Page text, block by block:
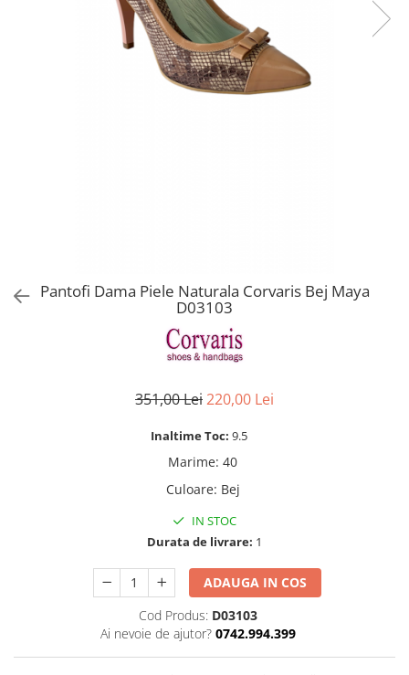
Pantofi Dama Piele Naturala Corvaris Bej Maya
D03103
351,00 Lei220,00 Lei
Inaltime Toc: 9.5
Marime: 40
Culoare: Bej
IN STOC
Durata de livrare: 1
ADAUGA IN COS
Cod Produs: D03103
Ai nevoie de ajutor? 0742.994.399